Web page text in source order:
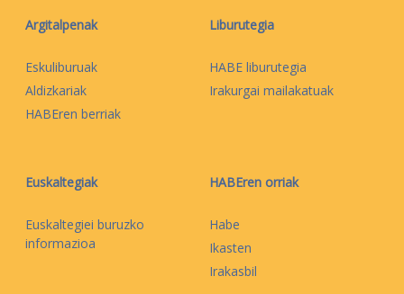
Argitalpenak
Eskuliburuak
Aldizkariak
HABEren berriak
Liburutegia
HABE liburutegia
Irakurgai mailakatuak
Euskaltegiak
Euskaltegiei buruzko
informazioa
HABEren orriak
Habe
Ikasten
Irakasbil